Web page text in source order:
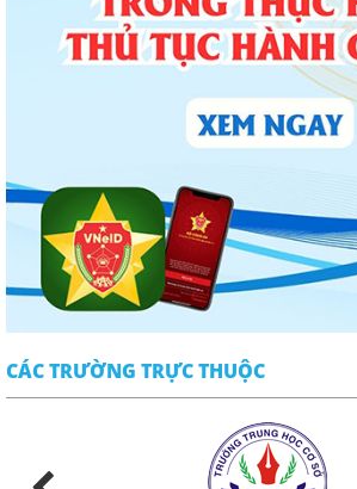
CÁC TRƯỜNG TRỰC THUỘC